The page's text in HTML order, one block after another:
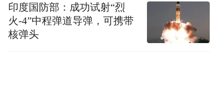
印度国防部：成功试射“烈
火-4”中程弹道导弹，可携带
核弹头